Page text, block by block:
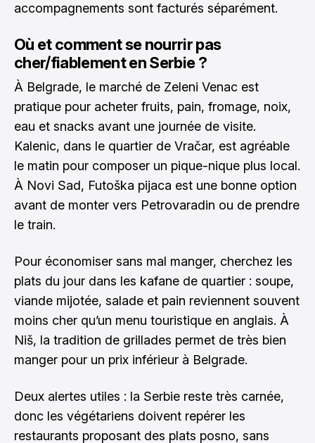
accompagnements sont facturés séparément.
Où et comment se nourrir pas
cher/fiablement en Serbie ?
À Belgrade, le marché de Zeleni Venac est
pratique pour acheter fruits, pain, fromage, noix,
eau et snacks avant une journée de visite.
Kalenic, dans le quartier de Vračar, est agréable
le matin pour composer un pique-nique plus local.
À Novi Sad, Futoška pijaca est une bonne option
avant de monter vers Petrovaradin ou de prendre
le train.
Pour économiser sans mal manger, cherchez les
plats du jour dans les kafane de quartier : soupe,
viande mijotée, salade et pain reviennent souvent
moins cher qu’un menu touristique en anglais. À
Niš, la tradition de grillades permet de très bien
manger pour un prix inférieur à Belgrade.
Deux alertes utiles : la Serbie reste très carnée,
donc les végétariens doivent repérer les
restaurants proposant des plats posno, sans